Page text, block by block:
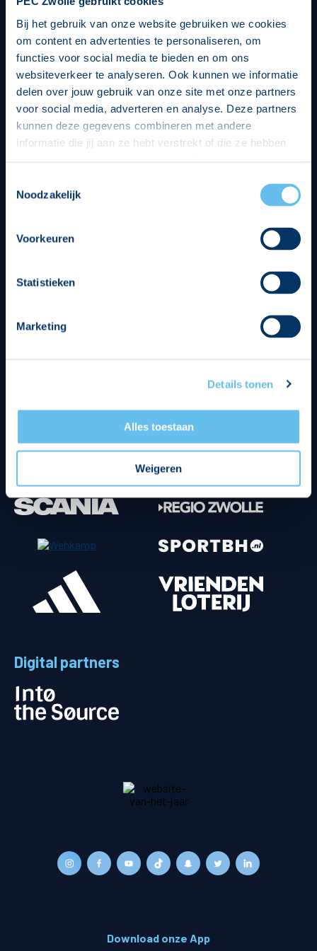
Bij het gebruik van onze website gebruiken we cookies
om content en advertenties te personaliseren, om
functies voor social media te bieden en om ons
websiteverkeer te analyseren. Ook kunnen we informatie
delen over jouw gebruik van onze site met onze partners
voor social media, adverteren en analyse. Deze partners
kunnen deze gegevens combineren met andere
informatie die jij aan ze hebt verstrekt of die ze hebben
op een veilige en integere wijze. Je kunt je toestemming
beheren op de privacy- en cookieverklaring pagina.
Noodzakelijk
Voorkeuren
Statistieken
Marketing
Details tonen
Alles toestaan
Weigeren
Digital partners
Download onze App